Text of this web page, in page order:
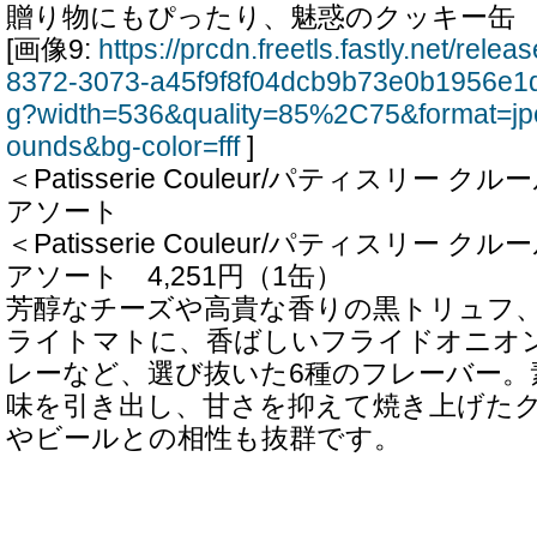
贈り物にもぴったり、魅惑のクッキー缶
[画像9: https://prcdn.freetls.fastly.net/
8372-3073-
ounds&bg-color=fff]
＜Patisserie Couleur/パティスリー クル
アソート
＜Patisserie Couleur/パティスリー クル
アソート 4,251円（1缶）
芳醇なチーズや高貴な香りの黒トリュフ
ライトマトに、香ばしいフライドオニオ
レーなど、選び抜いた6種のフレーバー
味を引き出し、甘さを抑えて焼き上げた
やビールとの相性も抜群です。